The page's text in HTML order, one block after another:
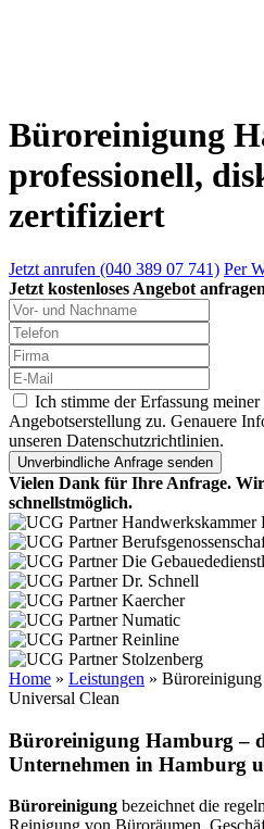
Büroreinigung
professionell,
zertifiziert
Jetzt anrufen (040 389 07 741) Per
Jetzt kostenloses Angebot anfragen
Ich stimme der Erfassung
Angebotserstellung zu. Genauere
unseren Datenschutzrichtlinien.
Vielen Dank für Ihre Anfrage.
schnellstmöglich.
Home » Leistungen » Büroreinigung
Universal Clean
Büroreinigung Hamburg –
Unternehmen in Hamburg
Büroreinigung bezeichnet die